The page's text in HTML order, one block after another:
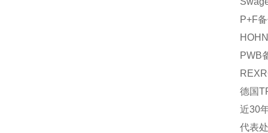
P+F
PWB
德国
近30
代表